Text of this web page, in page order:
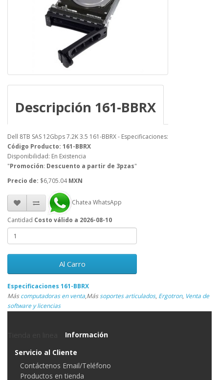
Descripción 161-BBRX
Dell 8TB SAS 12Gbps 7.2K 3.5 161-BBRX - Especificaciones:
Código Producto: 161-BBRX
Disponibilidad: En Existencia
"Promoción: Descuento a partir de 3pzas"
Precio de: $6,705.04MXN
Chatea WhatsApp
Cantidad Costo válido a 2026-08-10
Al Carro
Especificaciones 161-BBRX
Máscomputadoras en venta,Mássoportes articulados, Ergotron, Venta de
software y licencias
Información
Servicio al Cliente
Contáctenos Email/Teléfono
Productos en tienda